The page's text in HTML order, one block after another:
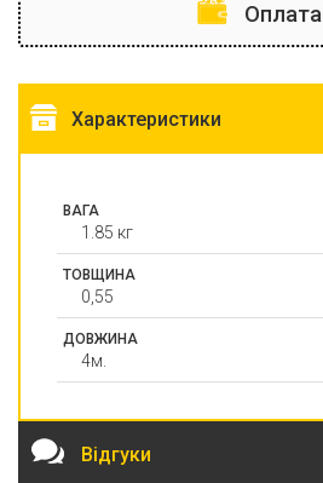
Оплата
Характеристики
ВАГА
1.85 кг
ТОВЩИНА
0,55
ДОВЖИНА
4м.
Відгуки